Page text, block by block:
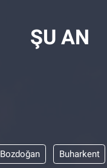
ŞU AN
Bozdoğan Buharkent